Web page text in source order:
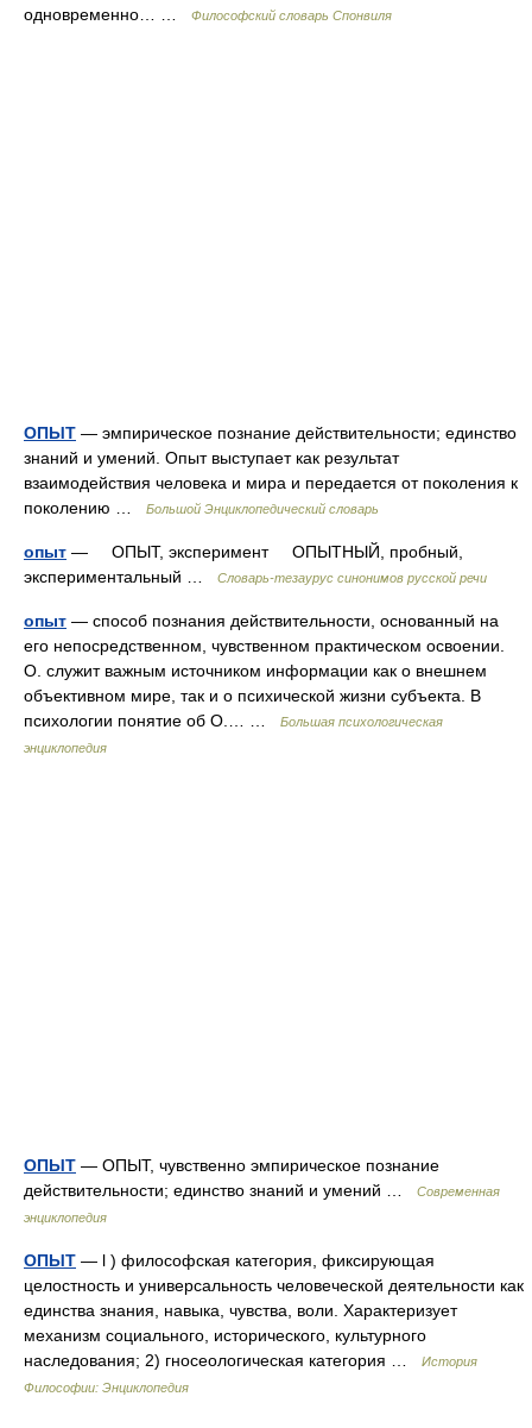
одновременно… …
Философский словарь Спонвиля
ОПЫТ — эмпирическое познание действительности; единство
знаний и умений. Опыт выступает как результат
взаимодействия человека и мира и передается от поколения к
поколению …
Большой Энциклопедический словарь
опыт — ОПЫТ, эксперимент ОПЫТНЫЙ, пробный,
экспериментальный …
Словарь-тезаурус синонимов русской речи
опыт — способ познания действительности, основанный на
его непосредственном, чувственном практическом освоении.
О. служит важным источником информации как о внешнем
объективном мире, так и о психической жизни субъекта. В
психологии понятие об О.… …
Большая психологическая
энциклопедия
ОПЫТ — ОПЫТ, чувственно эмпирическое познание
действительности; единство знаний и умений …
Современная
энциклопедия
ОПЫТ — l ) философская категория, фиксирующая
целостность и универсальность человеческой деятельности как
единства знания, навыка, чувства, воли. Характеризует
механизм социального, исторического, культурного
наследования; 2) гносеологическая категория …
История
Философии: Энциклопедия